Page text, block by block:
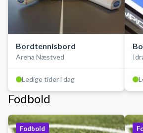
Bordtennisbord
Arena Næstved
Ledige tider i dag
Fodbold
Fodbold